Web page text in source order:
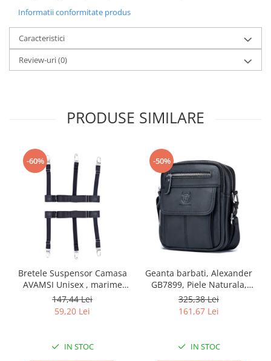
Informatii conformitate produs
Caracteristici
Review-uri(0)
PRODUSE SIMILARE
-60%
Bretele Suspensor Camasa
AVAMSI Unisex , marime
universala, Clips, Negru
147,44 Lei
59,20 Lei
IN STOC
-50%
Geanta barbati, Alexander
GB7899, Piele Naturala,
Negru, 21x17x8 cm
325,38 Lei
161,67 Lei
IN STOC